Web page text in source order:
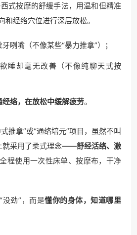
式按摩的舒缓手法，用温和但精准
和经络穴位进行深层放松。
咧嘴（不像某些“暴力推拿”）；
睡却毫无改善（不像纯聊天式按
络，在放松中缓解疲劳。
推拿”或“通络培元”项目，虽然不叫
就采用了柔式理念——舒经活络、激
程使用一次性床单、按摩布，干净
没劲”，而是懂你的身体，知道哪里